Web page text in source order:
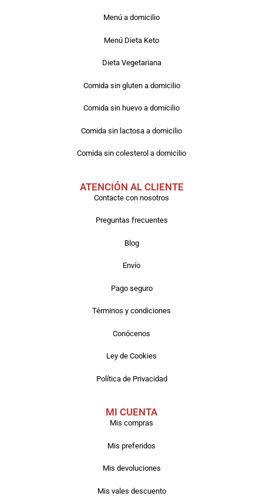
Menú a domicilio
Menú Dieta Keto
Dieta Vegetariana
Comida sin gluten a domicilio
Comida sin huevo a domicilio
Comida sin lactosa a domicilio
Comida sin colesterol a domicilio
ATENCIÓN AL CLIENTE
Contacte con nosotros
Preguntas frecuentes
Blog
Envío
Pago seguro
Términos y condiciones
Conócenos
Ley de Cookies
Política de Privacidad
MI CUENTA
Mis compras
Mis preferidos
Mis devoluciones
Mis vales descuento